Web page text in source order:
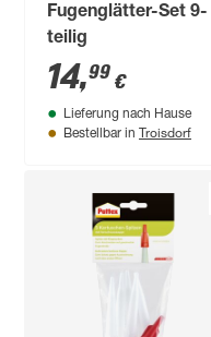
Fugenglätter-Set 9-
teilig
14,99 €
Lieferung nach Hause
Bestellbar in Troisdorf